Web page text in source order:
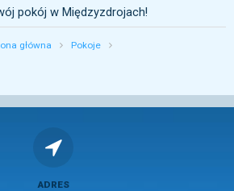
pokój w Międzyzdrojach!
główna Pokoje
ADRES